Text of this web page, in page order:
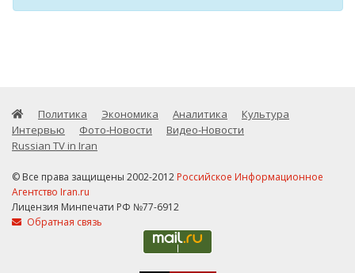
Политика Экономика Аналитика
Культура
Интервью
Фото-Новости
Видео-Новости
Russian TV in Iran
© Все права защищены 2002-2012 Российское Информационное
Агентство Iran.ru
Лицензия Минпечати РФ №77-6912
Обратная связь